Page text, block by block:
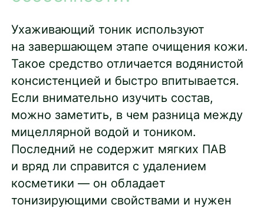
Ухаживающий тоник используют
на завершающем этапе очищения кожи.
Такое средство отличается водянистой
консистенцией и быстро впитывается.
Если внимательно изучить состав,
можно заметить, в чем разница между
мицеллярной водой и тоником.
Последний не содержит мягких ПАВ
и вряд ли справится с удалением
косметики — он обладает
тонизирующими свойствами и нужен